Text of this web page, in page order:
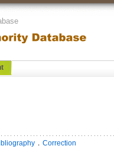
． Correction